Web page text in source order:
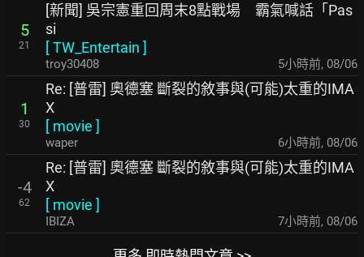
5
21
[新聞] 吳宗憲重回周末8點戰場 霸氣喊話「Pas
si
[TW_Entertain ]
troy30408 5小時前, 08/06
1
30
Re: [普雷] 奧德塞 斷裂的敘事與(可能)太重的IMA
X
[ movie ]
waper 6小時前, 08/06
-4
62
Re: [普雷] 奧德塞 斷裂的敘事與(可能)太重的IMA
X
[ movie ]
IBIZA 7小時前, 08/06